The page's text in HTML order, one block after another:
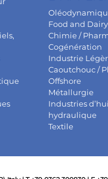
Food and Dairy
Chimie /
Cogénération
Industrie
Caoutchouc /
Offshore
Métallurgie
Industries
hydraulique
Textile